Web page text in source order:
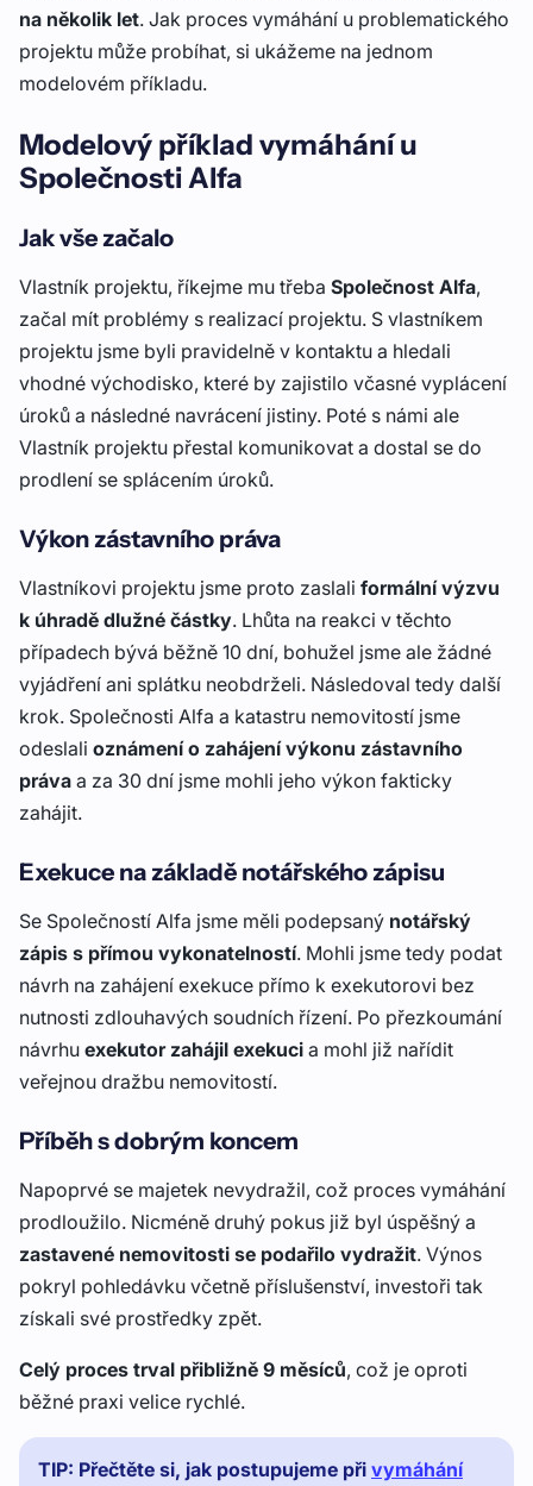
na několik let. Jak proces vymáhání u problematického
projektu může probíhat, si ukážeme na jednom
modelovém příkladu.
Modelový příklad vymáhání u
Společnosti Alfa
Jak vše začalo
Vlastník projektu, říkejme mu třeba Společnost Alfa,
začal mít problémy s realizací projektu. S vlastníkem
projektu jsme byli pravidelně v kontaktu a hledali
vhodné východisko, které by zajistilo včasné vyplácení
úroků a následné navrácení jistiny. Poté s námi ale
Vlastník projektu přestal komunikovat a dostal se do
prodlení se splácením úroků.
Výkon zástavního práva
Vlastníkovi projektu jsme proto zaslali formální výzvu
k úhradě dlužné částky. Lhůta na reakci v těchto
případech bývá běžně 10 dní, bohužel jsme ale žádné
vyjádření ani splátku neobdrželi. Následoval tedy další
krok. Společnosti Alfa a katastru nemovitostí jsme
odeslali oznámení o zahájení výkonu zástavního
práva a za 30 dní jsme mohli jeho výkon fakticky
zahájit.
Exekuce na základě notářského zápisu
Se Společností Alfa jsme měli podepsaný notářský
zápis s přímou vykonatelností. Mohli jsme tedy podat
návrh na zahájení exekuce přímo k exekutorovi bez
nutnosti zdlouhavých soudních řízení. Po přezkoumání
návrhu exekutor zahájil exekuci a mohl již nařídit
veřejnou dražbu nemovitostí.
Příběh s dobrým koncem
Napoprvé se majetek nevydražil, což proces vymáhání
prodloužilo. Nicméně druhý pokus již byl úspěšný a
zastavené nemovitosti se podařilo vydražit. Výnos
pokryl pohledávku včetně příslušenství, investoři tak
získali své prostředky zpět.
Celý proces trval přibližně 9 měsíců, což je oproti
běžné praxi velice rychlé.
TIP: Přečtěte si, jak postupujeme při vymáhání